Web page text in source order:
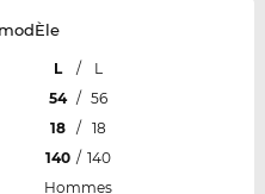
L /
L
54 / 56
18 /
18
140 / 140
Hommes